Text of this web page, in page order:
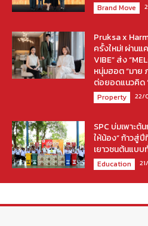
Brand Move
Pruksa x
ครั้งใหม่! ผ่านแ
VIBE” ส่ง
หนุ่มฮอต “มาย
ต่อยอดแนวคิด
Property 22/
SPC บ่มเพาะ
ให้น้อง” ก้าวสู่
เยาวชนต้นแบบ
Education